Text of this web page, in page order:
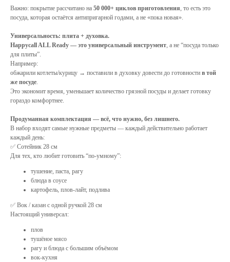
Важно: покрытие рассчитано на 50 000+ циклов приготовления, то есть это
посуда, которая остаётся антипригарной годами, а не «пока новая».
Универсальность: плита + духовка.
Happycall ALL Ready — это универсальный инструмент, а не “посуда только
для плиты”.
Например:
обжарили котлеты/курицу → поставили в духовку довести до готовности в той
же посуде.
Это экономит время, уменьшает количество грязной посуды и делает готовку
гораздо комфортнее.
Продуманная комплектация — всё, что нужно, без лишнего.
В набор входят самые нужные предметы — каждый действительно работает
каждый день:
✅ Сотейник 28 см
Для тех, кто любит готовить “по-умному”:
тушение, паста, рагу
блюда в соусе
картофель, плов-лайт, подлива
✅ Вок / казан с одной ручкой 28 см
Настоящий универсал:
плов
тушёное мясо
рагу и блюда с большим объёмом
вок-кухня